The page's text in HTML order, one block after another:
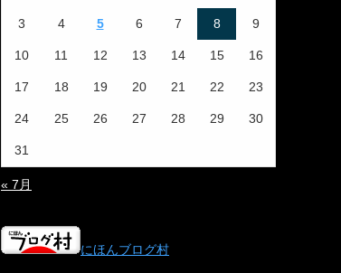
3 4 5 6 7 8 9
10 11 12 13 14 15 16
17 18 19 20 21 22 23
24 25 26 27 28 29 30
31
« 7月
にほんブログ村